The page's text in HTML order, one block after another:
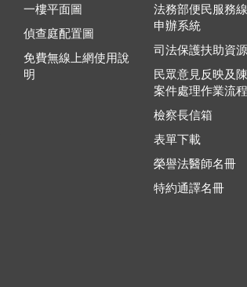
一樓平面圖
偵查庭配置圖
免費無線上網使用說
明
法務部便民服務
申辦系統
司法保護扶助資源
民眾意見反映及
案件處理作業流程
檢察長信箱
表單下載
榮譽法醫師名冊
特約通譯名冊